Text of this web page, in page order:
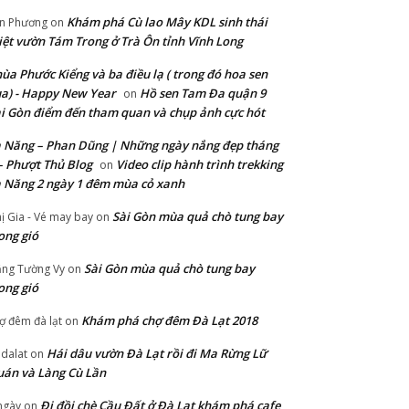
Phương on Khám phá Cù lao Mây KDL sinh thái
vườn Tám Trong ở Trà Ôn tỉnh Vĩnh Long
Phước Kiểng và ba điều lạ ( trong đó hoa sen
- Happy New Year on Hồ sen Tam Đa quận 9
Gòn điểm đến tham quan và chụp ảnh cực hót
Năng – Phan Dũng | Những ngày nắng đẹp tháng
Phượt Thủ Blog on Video clip hành trình trekking
Năng 2 ngày 1 đêm mùa cỏ xanh
Gia - Vé may bay on Sài Gòn mùa quả chò tung bay
gió
Tường Vy on Sài Gòn mùa quả chò tung bay
gió
đêm đà lạt on Khám phá chợ đêm Đà Lạt 2018
on Hái dâu vườn Đà Lạt rồi đi Ma Rừng Lữ
và Làng Cù Lần
on Đi đồi chè Cầu Đất ở Đà Lạt khám phá cafe